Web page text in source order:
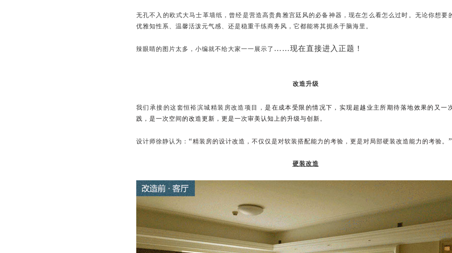
无孔不入的欧式大马士革墙纸，曾经是营造高贵典雅宫廷风的必备神器，现在怎么看怎么过时。无论你想要
优雅知性系、温馨活泼元气感、还是稳重干练商务风，它都能将其扼杀于脑海里。
辣眼睛的图片太多，小编就不给大家一一展示了 ……现在直接进入正题！
改造升级
我们承接的这套恒裕滨城精装房改造项目，是在成本受限的情况下，实现超越业主所期待落地效果的又一
践，是一次空间的改造更新，更是一次审美认知上的升级与创新。
设计师徐静认为： “精装房的设计改造，不仅仅是对软装搭配能力的考验，更是对局部硬装改造能力的考验。 ”
硬装改造